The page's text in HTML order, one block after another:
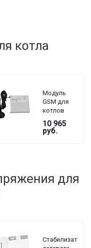
котла
Модуль
GSM для
котлов
ZOTA серии
Magna
10 965
руб.
для
Стабилизатор